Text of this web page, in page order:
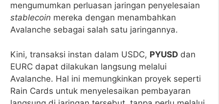
mengumumkan perluasan jaringan penyelesaian
stablecoin mereka dengan menambahkan
Avalanche sebagai salah satu jaringannya.
Kini, transaksi instan dalam USDC, PYUSD dan
EURC dapat dilakukan langsung melalui
Avalanche. Hal ini memungkinkan proyek seperti
Rain Cards untuk menyelesaikan pembayaran